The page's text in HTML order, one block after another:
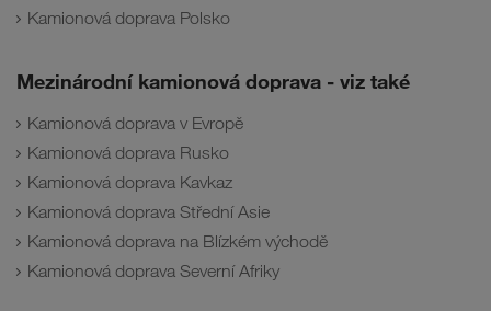
Kamionová doprava Polsko
Mezinárodní kamionová doprava - viz také
Kamionová doprava v Evropě
Kamionová doprava Rusko
Kamionová doprava Kavkaz
Kamionová doprava Střední Asie
Kamionová doprava na Blízkém východě
Kamionová doprava Severní Afriky